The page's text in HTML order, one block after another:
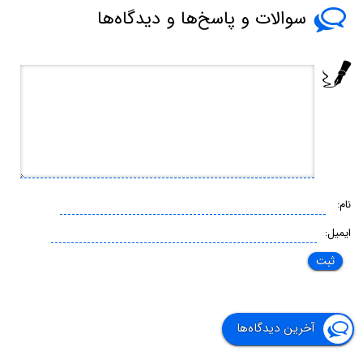
سوالات و پاسخ‌ها و دیدگاه‌ها
نام:
ایمیل:
آخرین دیدگاه‌ها